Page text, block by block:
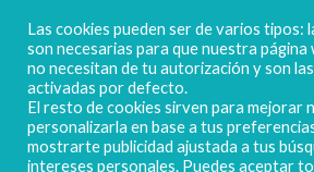
POLIGONO
02520 - CHINCHILLA DE
(ALBACETE) Spain
Tel. + 34 967 218 812 -
Las cookies pueden ser de varios tipos:
son necesarias para que nuestra página
no necesitan de tu autorización y son
activadas por defecto.
El resto de cookies sirven para mejorar
personalizarla en base a tus
mostrarte publicidad ajustada a tus
intereses personales. Puedes aceptar